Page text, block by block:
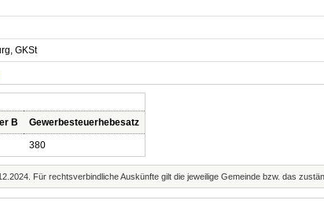
GKSt
B Gewerbesteuerhebesatz
380
Für rechtsverbindliche Auskünfte gilt die jeweilige Gemeinde bzw. das